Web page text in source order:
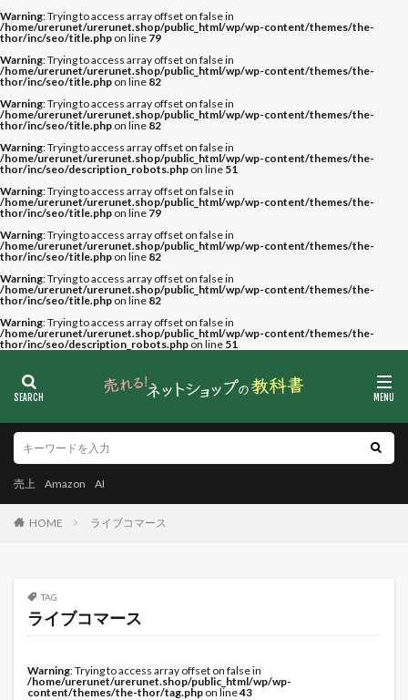
Warning: Trying to access array offset on false in
/home/urerunet/urerunet.shop/public_html/wp/wp-content/themes/the-
thor/inc/seo/title.php on line 79
Warning: Trying to access array offset on false in
/home/urerunet/urerunet.shop/public_html/wp/wp-content/themes/the-
thor/inc/seo/title.php on line 82
Warning: Trying to access array offset on false in
/home/urerunet/urerunet.shop/public_html/wp/wp-content/themes/the-
thor/inc/seo/title.php on line 82
Warning: Trying to access array offset on false in
/home/urerunet/urerunet.shop/public_html/wp/wp-content/themes/the-
thor/inc/seo/description_robots.php on line 51
Warning: Trying to access array offset on false in
/home/urerunet/urerunet.shop/public_html/wp/wp-content/themes/the-
thor/inc/seo/title.php on line 79
Warning: Trying to access array offset on false in
/home/urerunet/urerunet.shop/public_html/wp/wp-content/themes/the-
thor/inc/seo/title.php on line 82
Warning: Trying to access array offset on false in
/home/urerunet/urerunet.shop/public_html/wp/wp-content/themes/the-
thor/inc/seo/title.php on line 82
Warning: Trying to access array offset on false in
/home/urerunet/urerunet.shop/public_html/wp/wp-content/themes/the-
thor/inc/seo/description_robots.php on line 51
売上 Amazon AI
HOME ライブコマース
TAG
ライブコマース
Warning: Trying to access array offset on false in
/home/urerunet/urerunet.shop/public_html/wp/wp-
content/themes/the-thor/tag.php on line43